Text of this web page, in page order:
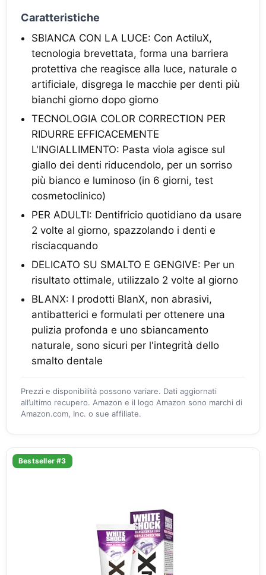
Caratteristiche
SBIANCA CON LA LUCE: Con ActiluX,
tecnologia brevettata, forma una barriera
protettiva che reagisce alla luce, naturale o
artificiale, disgrega le macchie per denti più
bianchi giorno dopo giorno
TECNOLOGIA COLOR CORRECTION PER
RIDURRE EFFICACEMENTE
L'INGIALLIMENTO: Pasta viola agisce sul
giallo dei denti riducendolo, per un sorriso
più bianco e luminoso (in 6 giorni, test
cosmetoclinico)
PER ADULTI: Dentifricio quotidiano da usare
2 volte al giorno, spazzolando i denti e
risciacquando
DELICATO SU SMALTO E GENGIVE: Per un
risultato ottimale, utilizzalo 2 volte al giorno
BLANX: I prodotti BlanX, non abrasivi,
antibatterici e formulati per ottenere una
pulizia profonda e uno sbiancamento
naturale, sono sicuri per l'integrità dello
smalto dentale
Prezzi e disponibilità possono variare. Dati aggiornati
all’ultimo recupero. Amazon e il logo Amazon sono marchi di
Amazon.com, Inc. o sue affiliate.
Bestseller #3